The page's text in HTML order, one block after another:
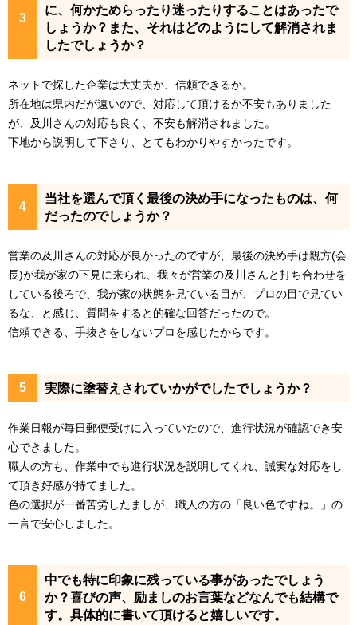
に、何かためらったり迷ったりすることはあったで
しょうか？また、それはどのようにして解消されま
したでしょうか？
ネットで探した企業は大丈夫か、信頼できるか。
所在地は県内だが遠いので、対応して頂けるか不安もありました
が、及川さんの対応も良く、不安も解消されました。
下地から説明して下さり、とてもわかりやすかったです。
当社を選んで頂く最後の決め手になったものは、何
だったのでしょうか？
営業の及川さんの対応が良かったのですが、最後の決め手は親方(会
長)が我が家の下見に来られ、我々が営業の及川さんと打ち合わせを
している後ろで、我が家の状態を見ている目が、プロの目で見てい
るな、と感じ、質問をすると的確な回答だったので。
信頼できる、手抜きをしないプロを感じたからです。
実際に塗替えされていかがでしたでしょうか？
作業日報が毎日郵便受けに入っていたので、進行状況が確認でき安
心できました。
職人の方も、作業中でも進行状況を説明してくれ、誠実な対応をし
て頂き好感が持てました。
色の選択が一番苦労したましが、職人の方の「良い色ですね。」の
一言で安心しました。
中でも特に印象に残っている事があったでしょう
か？喜びの声、励ましのお言葉などなんでも結構で
す。具体的に書いて頂けると嬉しいです。